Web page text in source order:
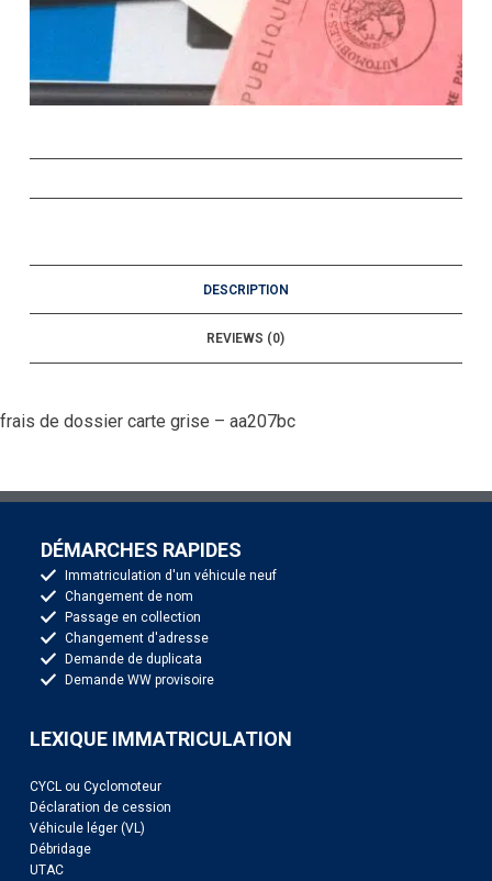
DESCRIPTION
REVIEWS (0)
frais de dossier carte grise – aa207bc
DÉMARCHES RAPIDES
Immatriculation d'un véhicule neuf
Changement de nom
Passage en collection
Changement d'adresse
Demande de duplicata
Demande WW provisoire
LEXIQUE IMMATRICULATION
CYCL ou Cyclomoteur
Déclaration de cession
Véhicule léger (VL)
Débridage
UTAC